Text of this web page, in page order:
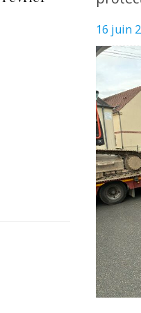
16 juin